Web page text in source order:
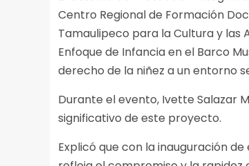
Centro Regional de Formación
Tamaulipeco para la Cultura y las
Enfoque de Infancia en el Barco
derecho de la niñez a un entorno
Durante el evento, Ivette Salazar
significativo de este proyecto.
Explicó que con la inauguración